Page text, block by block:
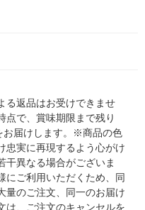
る返品はお受けできませ
で、賞味期限まで残り
お届けします。※商品の色
忠実に再現するよう心がけ
干異なる場合がございま
ご利用いただくため、同
量のご注文、同一のお届け
は、ご注文のキャンセルを